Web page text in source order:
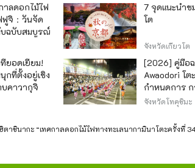
าลดอกไม้ไฟ
ฟูจิ：วันจัด
บฉบับสมบูรณ์
ยอดเยี่ยม!
กที่ตั้งอยู่เชิง
บคาวากุจิ
7 จุดแนะนำช
โต
จังหวัดเกียวโต
[2026] คู่มือ
Awaodori โ
กำหนดการ ก
เพลิดเพลิน
จังหวัดโทคุชิมะ
าชินากะ “เทศกาลดอกไม้ไฟทางทะเลนากามินาโตะครั้งที่